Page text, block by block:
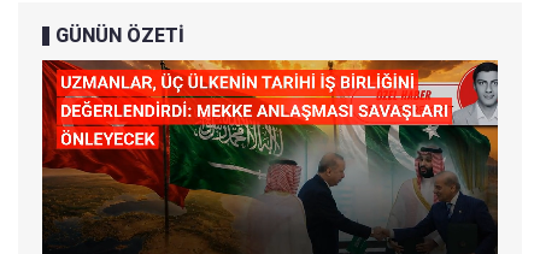
GÜNÜN ÖZETİ